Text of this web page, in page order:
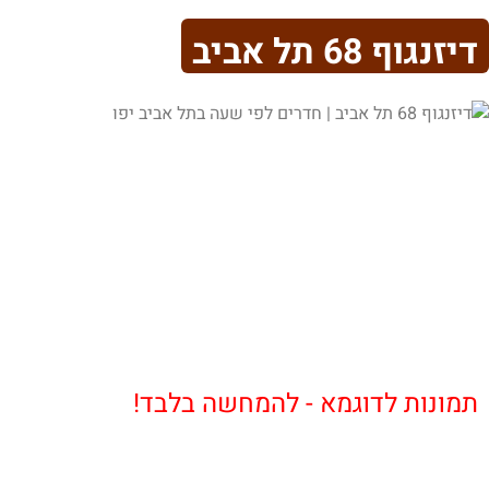
דיזנגוף 68 תל אביב
תמונות לדוגמא - להמחשה בלבד!